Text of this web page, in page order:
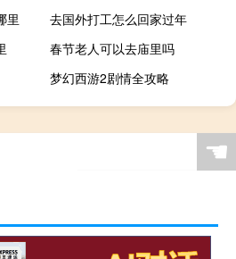
里
去国外打工怎么回家过年
春节老人可以去庙里吗
梦幻西游2剧情全攻略
☚